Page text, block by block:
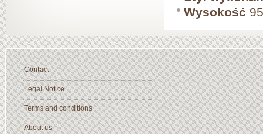
Wysokość
Contact
Legal Notice
Terms and conditions
About us